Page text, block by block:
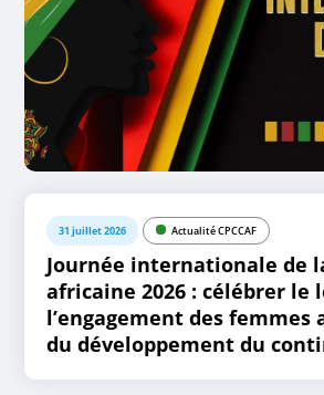
31 juillet 2026 Actualité CPCCAF
Journée internationale de
africaine 2026 : célébrer le
l’engagement des femmes
du développement du